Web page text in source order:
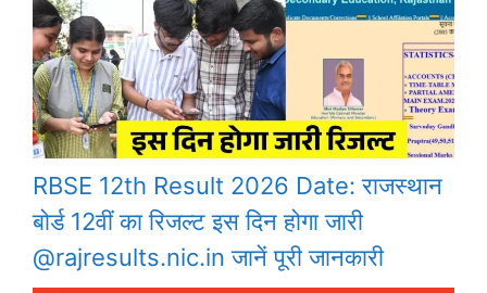
RBSE 12th Result 2026 Date: राजस्थान
बोर्ड 12वीं का रिजल्ट इस दिन होगा जारी
@rajresults.nic.in जानें पूरी जानकारी